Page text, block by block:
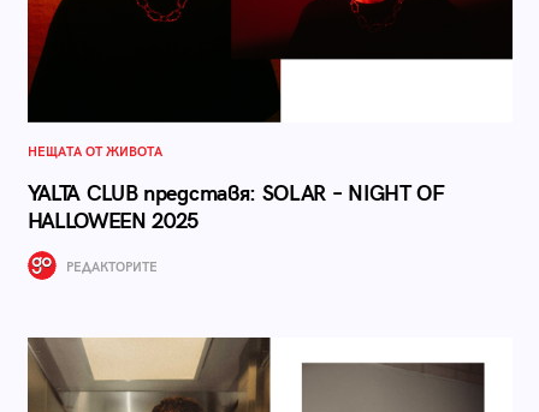
НЕЩАТА ОТ ЖИВОТА
YALTA CLUB представя: SOLAR – NIGHT OF
HALLOWEEN 2025
РЕДАКТОРИТЕ